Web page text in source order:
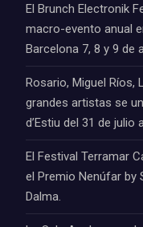
El Brunch Electronik
macro-evento anual
Barcelona 7, 8 y 9 de
Rosario, Miguel Ríos,
grandes artistas se
d’Estiu del 31 de julio
El Festival Terramar
el Premio Nenúfar by
Dalma.